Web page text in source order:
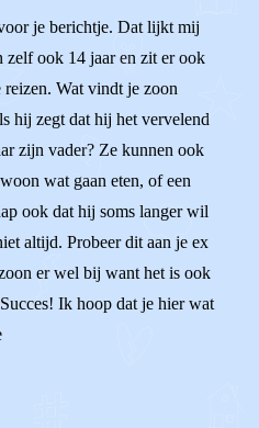
je berichtje. Dat lijkt mij
zelf ook 14 jaar en zit er ook
Wat vindt je zoon
hij zegt dat hij het vervelend
zijn vader? Ze kunnen ook
wat gaan eten, of een
ook dat hij soms langer wil
altijd. Probeer dit aan je ex
er wel bij want het is ook
Ik hoop dat je hier wat